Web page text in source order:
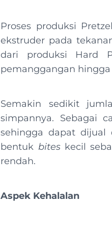
Proses produksi
ekstruder pada
dari produksi Hard
pemanggangan
Semakin sedikit
simpannya. Sebagai
sehingga dapat dijual
bentuk biteskecil
rendah.
Aspek Kehalalan